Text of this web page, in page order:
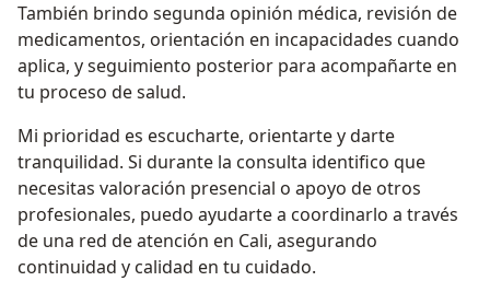
También brindo segunda opinión médica, revisión de
medicamentos, orientación en incapacidades cuando
aplica, y seguimiento posterior para acompañarte en
tu proceso de salud.
Mi prioridad es escucharte, orientarte y darte
tranquilidad. Si durante la consulta identifico que
necesitas valoración presencial o apoyo de otros
profesionales, puedo ayudarte a coordinarlo a través
de una red de atención en Cali, asegurando
continuidad y calidad en tu cuidado.